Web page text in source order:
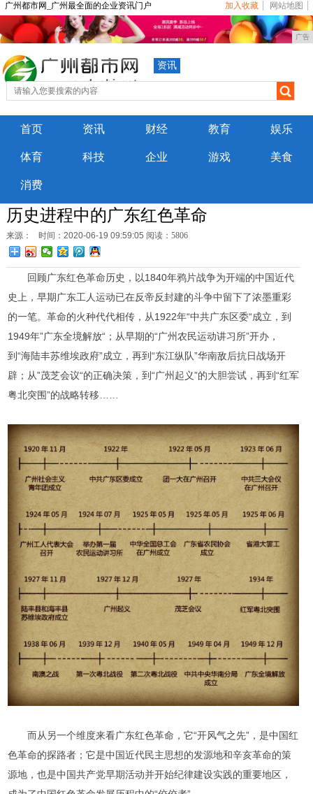
广州都市网_广州最全面的企业资讯门户 加入收藏 网站地图
广告
资讯
首页 资讯 财经 教育 娱乐
体育 科技 企业 游戏 美食
消费
历史进程中的广东红色革命
来源： 时间：2020-06-19 09:59:05 阅读：5806
回顾广东红色革命历史，以1840年鸦片战争为开端的中国近代
史上，早期广东工人运动已在反帝反封建的斗争中留下了浓墨重彩
的一笔。革命的火种代代相传，从1922年“中共广东区委“成立，到
1949年”广东全境解放“；从早期的“广州农民运动讲习所”开办，
到“海陆丰苏维埃政府”成立，再到“东江纵队”华南敌后抗日战场开
辟；从”茂芝会议“的正确决策，到“广州起义”的大胆尝试，再到“红军
粤北突围”的战略转移……
而从另一个维度来看广东红色革命，它“开风气之先”，是中国红
色革命的探路者；它是中国近代民主思想的发源地和辛亥革命的策
源地，也是中国共产党早期活动并开始纪律建设实践的重要地区，